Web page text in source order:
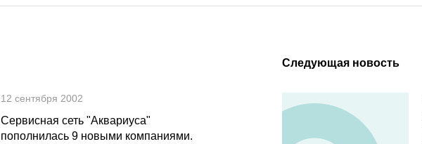
12 сентября 2002
Сервисная сеть "Аквариуса"
пополнилась 9 новыми компаниями.
Следующая новость